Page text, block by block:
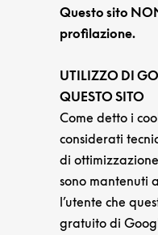
Questo sito
profilazione.
UTILIZZO DI
QUESTO SITO
Come detto i
considerati
di
sono mantenuti
l’utente che
gratuito di